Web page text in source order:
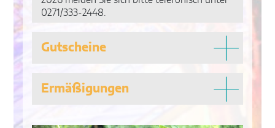
0271/333-2448.
Gutscheine
Ermäßigungen